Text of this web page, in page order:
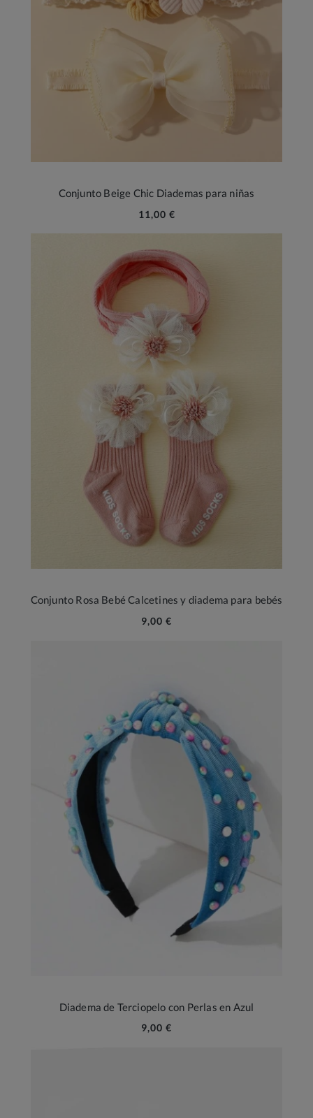
Conjunto Beige Chic Diademas para niñas
11,00 €
Conjunto Rosa Bebé Calcetines y diadema para bebés
9,00 €
Diadema de Terciopelo con Perlas en Azul
9,00 €